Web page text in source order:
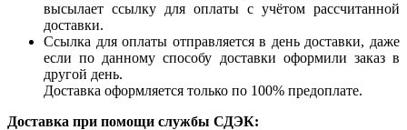
высылает ссылку для оплаты с учётом рассчитанной
доставки.
Ссылка для оплаты отправляется в день доставки, даже
если по данному способу доставки оформили заказ в
другой день.
Доставка оформляется только по 100% предоплате.
Доставка при помощи службы СДЭК: